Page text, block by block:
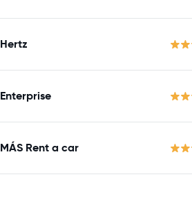
Hertz
Enterprise
MÁS Rent a car